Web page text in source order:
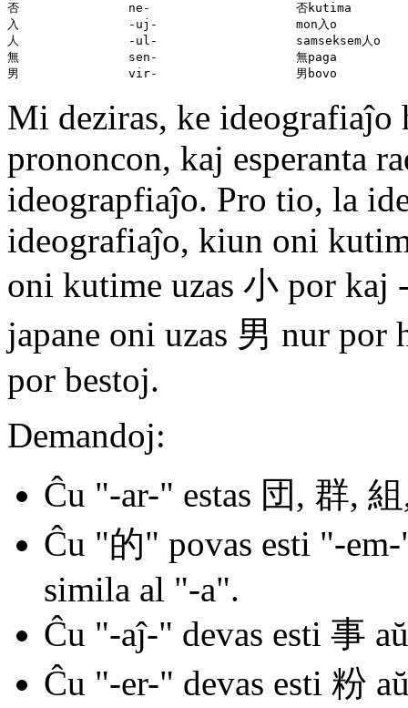
否               ne-                    否kutima
入               -uj-                   mon入o
人               -ul-                   samseksem人o
無               sen-                   無paga
Mi deziras, ke ideografiaĵo
prononcon, kaj esperanta
ideograpfiaĵo. Pro tio, la
ideografiaĵo, kiun oni
oni kutime uzas 小 por
japane oni uzas 男 nur
por bestoj.
Demandoj:
Ĉu "-ar-" estas 団, 群,
Ĉu "的" povas esti "-
simila al "-a".
Ĉu "-aĵ-" devas esti 事
Ĉu "-er-" devas esti 粉